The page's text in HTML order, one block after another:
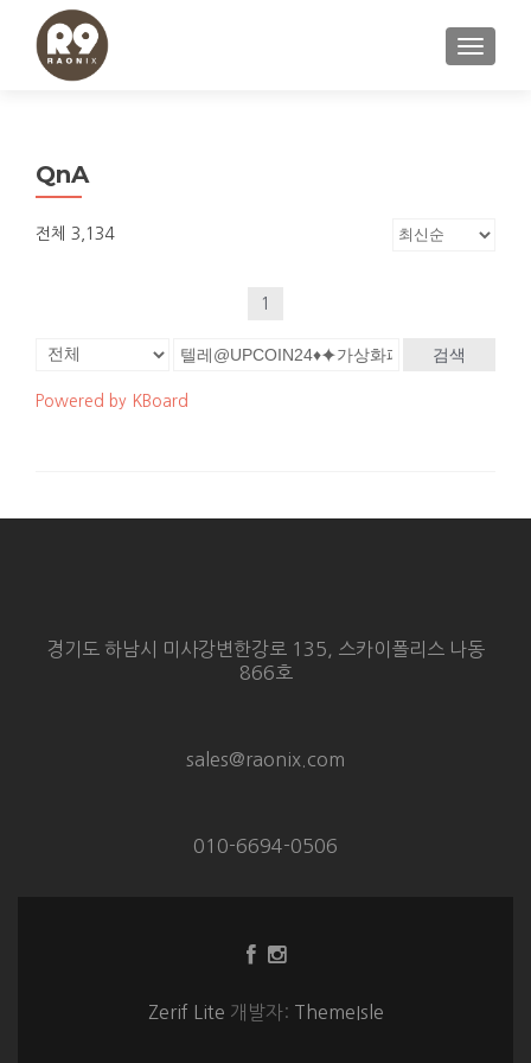
내비게
QnA
전체 3,134
1
검색
Powered by KBoard
경기도 하남시 미사강변한강로 135, 스카이폴리스 나동
866호
sales@raonix.com
010-6694-0506
Facebook
크
Instagram
크
Zerif Lite 개발자: ThemeIsle